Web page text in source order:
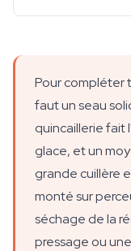
Pour compléter
faut un seau
quincaillerie
glace, et un
grande cuillère
monté sur
séchage de la
pressage ou